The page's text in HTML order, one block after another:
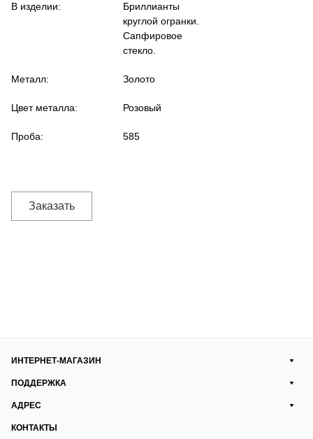
В изделии:
Бриллианты
круглой огранки.
Сапфировое
стекло.
Металл: Золото
Цвет металла: Розовый
Проба: 585
Заказать
ИНТЕРНЕТ-МАГАЗИН
ПОДДЕРЖКА
АДРЕС
КОНТАКТЫ